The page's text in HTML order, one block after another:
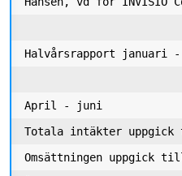
Halvårsrapport januari
April - juni
Totala intäkter
Omsättningen uppgick